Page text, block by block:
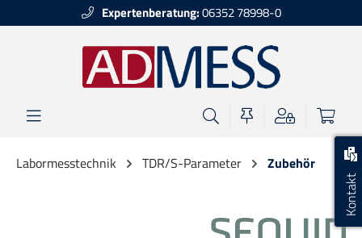
Kontakt
Expertenberatung:06352 78998-0
Labormesstechnik TDR/S-Parameter Zubehör